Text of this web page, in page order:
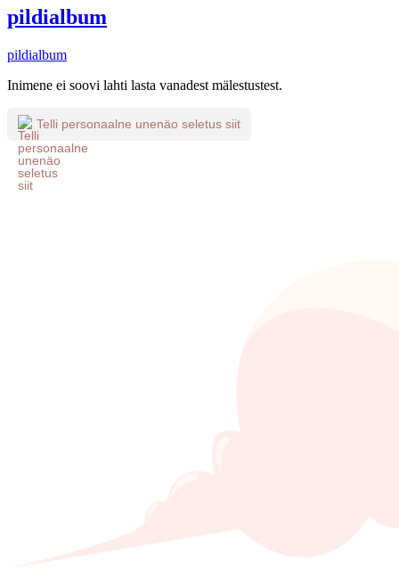
pildialbum
pildialbum
Inimene ei soovi lahti lasta vanadest mälestustest.
Telli personaalne unenäo seletus siit